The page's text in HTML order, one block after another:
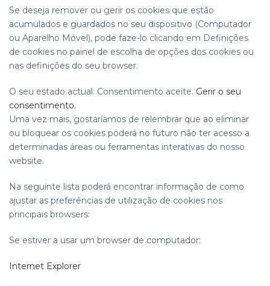
Se deseja remover ou gerir os cookies que estão
acumulados e guardados no seu dispositivo (Computador
ou Aparelho Móvel), pode faze-lo clicando em Definições
de cookies no painel de escolha de opções dos cookies ou
nas definições do seu browser.
O seu estado actual: Consentimento aceite. Gerir o seu
consentimento.
Uma vez mais, gostaríamos de relembrar que ao eliminar
ou bloquear os cookies poderá no futuro não ter acesso a
determinadas áreas ou ferramentas interativas do nosso
website.
Na seguinte lista poderá encontrar informação de como
ajustar as preferências de utilização de cookies nos
principais browsers:
Se estiver a usar um browser de computador:
Internet Explorer